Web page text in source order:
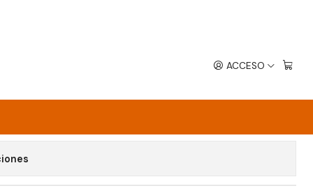
ACCESO